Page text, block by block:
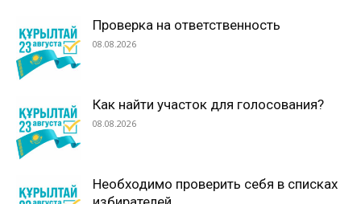
Проверка на ответственность
08.08.2026
Как найти участок для голосования?
08.08.2026
Необходимо проверить себя в списках